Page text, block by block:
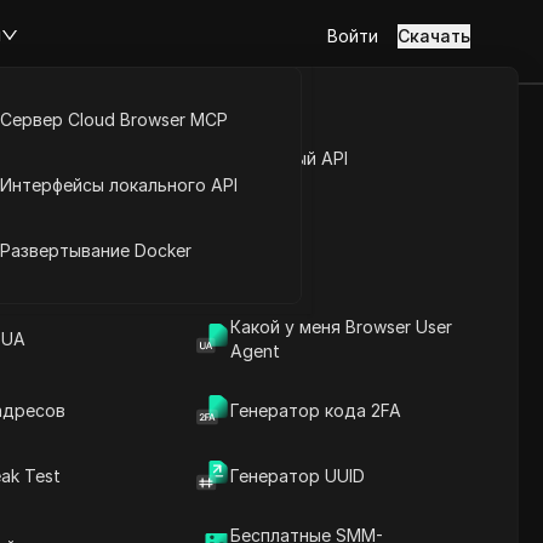
Открытый API
Какой у меня Browser User
Agent
Генератор кода 2FA
Test Генератор UUID
Бесплатные SMM-
Сервер Cloud Browser MCP
Интерфейсы локального API
Развертывание Docker
Войти Скачать
Задать вопросы
Задайте вопросы об этой странице
Открыть в Claude
Задайте вопросы об этой странице